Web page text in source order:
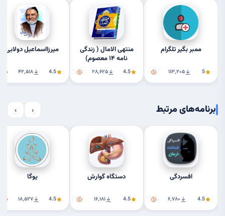
ممبر بگیر تلگرام
5 ۱۱۳٬۲۰۵
منتهی الامال ( زندگی
نامه ۱۴ معصوم)
4.5 ۲۸٬۶۲۵
میرزااسماعیل دولابی
4.5 ۴۲٬۵۱۸
برنامه‌های مرتبط ‹
›
افسردگی
4.5 ۶٬۷۸۰
دستگاه گوارش
4.5 ۱۶٬۱۸۱
یوگا
4.5 ۱۸٬۵۲۷